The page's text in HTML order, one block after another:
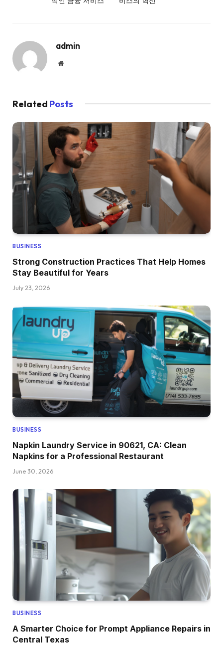
admin
Website
Related Posts
BUSINESS
Strong Construction Practices That Help Homes
Stay Beautiful for Years
July 23, 2026
BUSINESS
Napkin Laundry Service in 90621, CA: Clean
Napkins for a Professional Restaurant
June 30, 2026
BUSINESS
A Smarter Choice for Prompt Appliance Repairs in
Central Texas